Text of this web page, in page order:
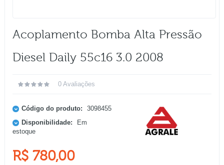
Acoplamento Bomba Alta Pressão
Diesel Daily 55c16 3.0 2008
0 Avaliações
Código do produto:
3098455
Disponibilidade:
Em
estoque
R$ 780,00